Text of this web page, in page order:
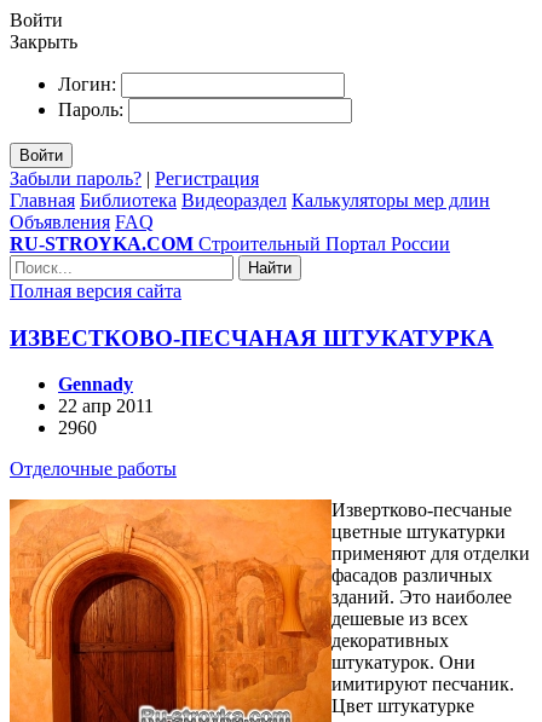
Войти
Закрыть
Логин:
Пароль:
Войти
Забыли пароль? | Регистрация
Главная Библиотека Видеораздел Калькуляторы мер длин
Объявления FAQ
RU-STROYKA.COM Строительный Портал России
Найти
Полная версия сайта
ИЗВЕСТКОВО-ПЕСЧАНАЯ ШТУКАТУРКА
Gennady
22 апр 2011
2960
Отделочные работы
Извертково-песчаные
цветные штука­турки
применяют для отделки
фасадов различных
зданий. Это наиболее
деше­вые из всех
декоративных
штукатурок. Они
имитируют песчаник.
Цвет штука­турке